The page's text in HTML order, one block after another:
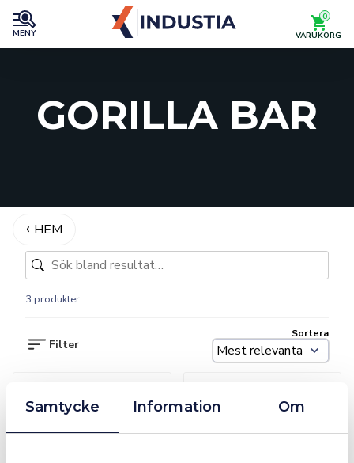
Samtycke Information Om
MENY
0
VARUKORG
GORILLA BAR
HEM
3 produkter
Sortera
Filter